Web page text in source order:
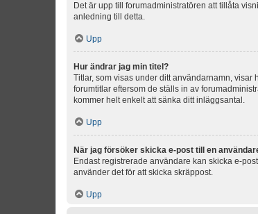
Det är upp till forumadministratören att tillåta
anledning till detta.
Upp
Hur ändrar jag min titel?
Titlar, som visas under ditt användarnamn,
forumtitlar eftersom de ställs in av
kommer helt enkelt att sänka ditt inläggsantal.
Upp
När jag försöker skicka e-post till en
Endast registrerade användare kan skicka e-
använder det för att skicka skräppost.
Upp